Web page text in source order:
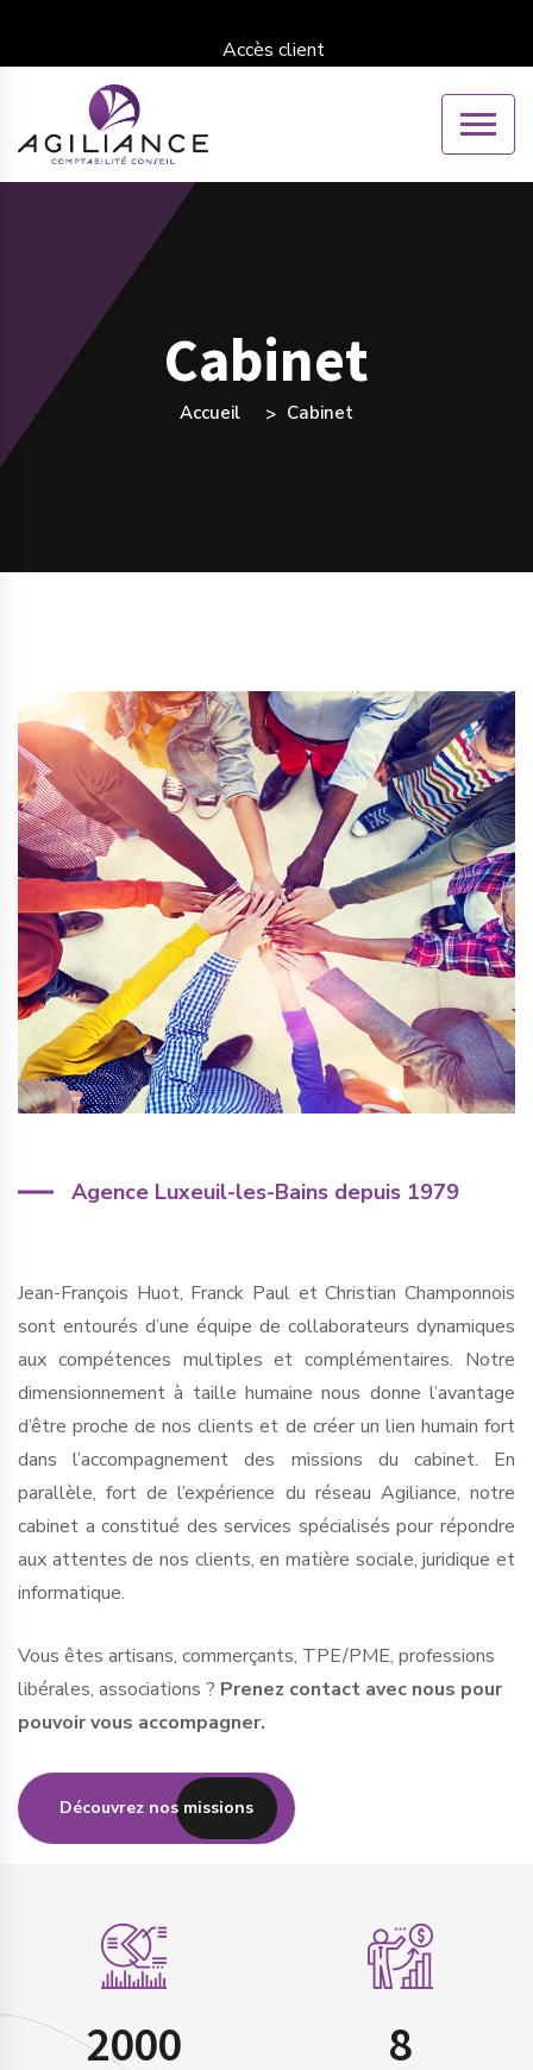
Accès client
Cabinet
Accueil Cabinet
Agence Luxeuil-les-Bains depuis 1979
Jean-François Huot, Franck Paul et Christian Champonnois
sont entourés d’une équipe de collaborateurs dynamiques
aux compétences multiples et complémentaires. Notre
dimensionnement à taille humaine nous donne l’avantage
d’être proche de nos clients et de créer un lien humain fort
dans l’accompagnement des missions du cabinet. En
parallèle, fort de l’expérience du réseau Agiliance, notre
cabinet a constitué des services spécialisés pour répondre
aux attentes de nos clients, en matière sociale, juridique et
informatique.
Vous êtes artisans, commerçants, TPE/PME, professions
libérales, associations ? Prenez contact avec nous pour
pouvoir vous accompagner.
Découvrez nos missions
2000 8